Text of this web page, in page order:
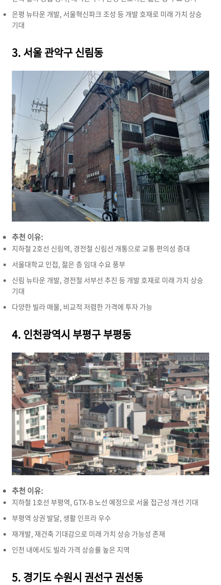
은평 뉴타운 개발, 서울혁신파크 조성 등 개발 호재로 미래 가치 상승
기대
3. 서울 관악구 신림동
추천 이유:
지하철 2호선 신림역, 경전철 신림선 개통으로 교통 편의성 증대
서울대학교 인접, 젊은 층 임대 수요 풍부
신림 뉴타운 개발, 경전철 서부선 추진 등 개발 호재로 미래 가치 상승
기대
다양한 빌라 매물, 비교적 저렴한 가격에 투자 가능
4. 인천광역시 부평구 부평동
추천 이유:
지하철 1호선 부평역, GTX-B 노선 예정으로 서울 접근성 개선 기대
부평역 상권 발달, 생활 인프라 우수
재개발, 재건축 기대감으로 미래 가치 상승 가능성 존재
인천 내에서도 빌라 가격 상승률 높은 지역
5. 경기도 수원시 권선구 권선동